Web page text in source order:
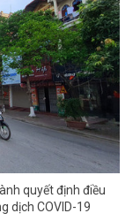
quyết định điều
dịch COVID-19